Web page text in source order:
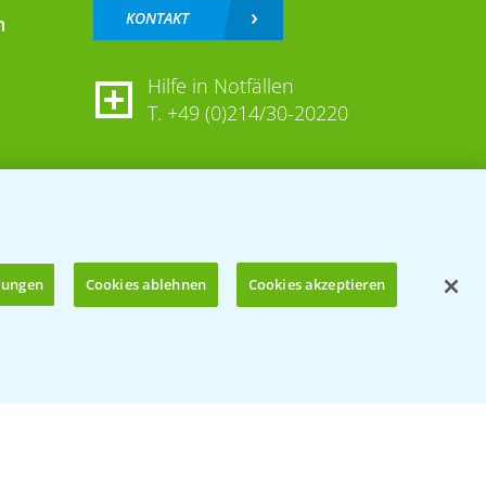
KONTAKT
Hilfe in Notfällen
T. +49 (0)214/30-20220
Cookies ablehnen Cookies akzeptieren